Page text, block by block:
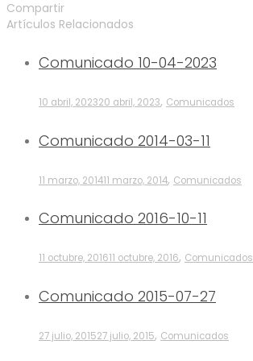
Compartir
Artículos Relacionados
Comunicado 10-04-2023
10 abril, 202320 abril, 2023, Comunicados
Comunicado 2014-03-11
11 marzo, 201411 marzo, 2014, Comunicados
Comunicado 2016-10-11
11 octubre, 201611 octubre, 2016, Comunicados
Comunicado 2015-07-27
27 julio, 201527 julio, 2015, Comunicados